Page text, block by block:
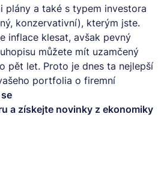
plány a také s typem investora
konzervativní), kterým jste.
inflace klesat, avšak pevný
můžete mít uzamčený
pět let. Proto je dnes ta nejlepší
portfolia o firemní
a získejte novinky z ekonomiky